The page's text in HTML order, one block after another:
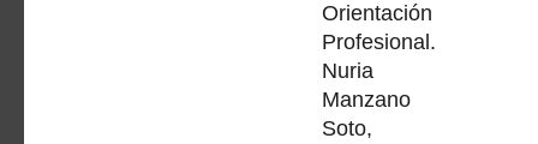
Orientación
Profesional.
Nuria
Manzano
Soto,